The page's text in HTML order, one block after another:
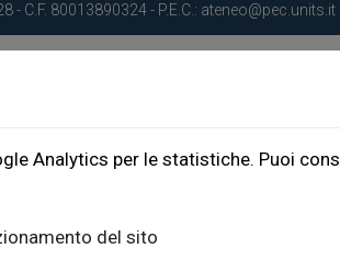
- C.F. 80013890324 - P.E.C.: ateneo@pec.units.it
Analytics per le statistiche. Puoi
del sito